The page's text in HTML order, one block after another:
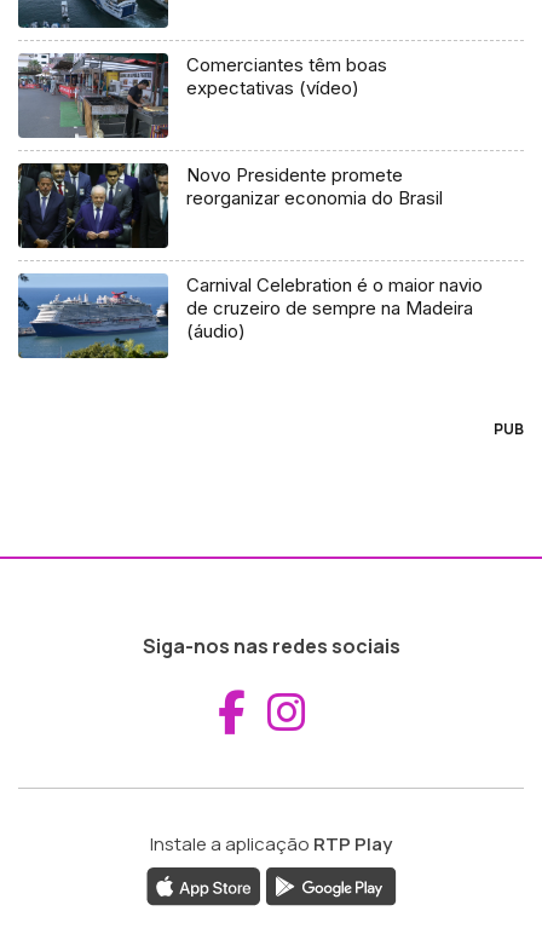
Comerciantes têm boas
expectativas (vídeo)
Novo Presidente promete
reorganizar economia do Brasil
Carnival Celebration é o maior navio
de cruzeiro de sempre na Madeira
(áudio)
PUB
Siga-nos nas redes sociais
Aceder ao
Instale a aplicação RTP Play